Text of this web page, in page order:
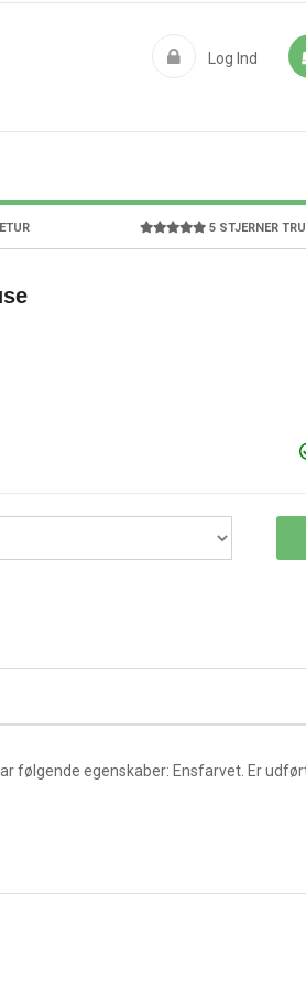
Log Ind
5 STJERNER
følgende egenskaber: Ensfarvet. Er